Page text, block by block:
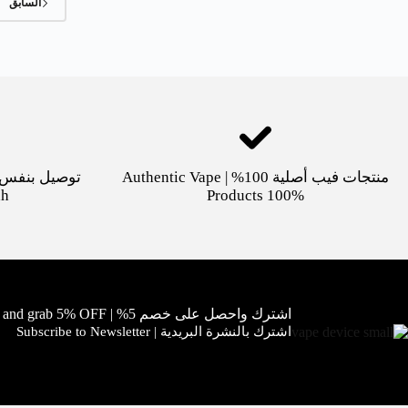
السابق
منتجات فيب أصلية 100% | Authentic Vape
Products 100%
اشترك واحصل على خصم 5% | Subscribe and grab 5% OFF!
اشترك بالنشرة البريدية | Subscribe to Newsletter